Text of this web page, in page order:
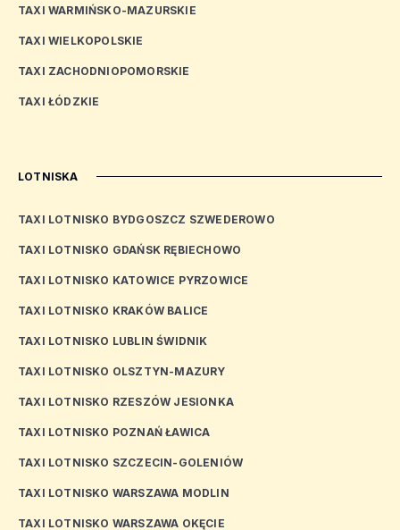
TAXI WARMIŃSKO-MAZURSKIE
TAXI WIELKOPOLSKIE
TAXI ZACHODNIOPOMORSKIE
TAXI ŁÓDZKIE
LOTNISKA
TAXI LOTNISKO BYDGOSZCZ SZWEDEROWO
TAXI LOTNISKO GDAŃSK RĘBIECHOWO
TAXI LOTNISKO KATOWICE PYRZOWICE
TAXI LOTNISKO KRAKÓW BALICE
TAXI LOTNISKO LUBLIN ŚWIDNIK
TAXI LOTNISKO OLSZTYN-MAZURY
TAXI LOTNISKO RZESZÓW JESIONKA
TAXI LOTNISKO POZNAŃ ŁAWICA
TAXI LOTNISKO SZCZECIN-GOLENIÓW
TAXI LOTNISKO WARSZAWA MODLIN
TAXI LOTNISKO WARSZAWA OKĘCIE